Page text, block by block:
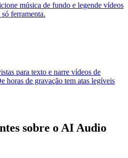
música de fundo e legende vídeos
ferramenta.
para texto e narre vídeos de
horas de gravação tem atas legíveis
sobre o AI Audio